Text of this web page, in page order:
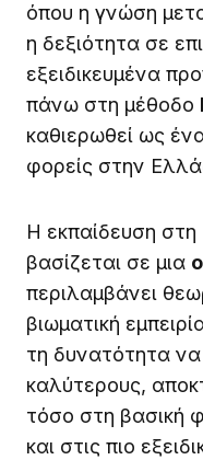
όπου η γνώση
η δεξιότητα σε
εξειδικευμένα
πάνω στη μέθοδο
καθιερωθεί ως
φορείς στην
Η εκπαίδευση
βασίζεται σε μια
περιλαμβάνει
βιωματική
τη δυνατότητα
καλύτερους,
τόσο στη βασική
και στις πιο